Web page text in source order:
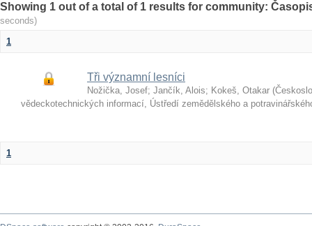
Showing 1 out of a total of 1 results for community:
seconds)
1
Tři významní lesníci
Nožička, Josef; Jančík, Alois; Kokeš, Otakar (
vědeckotechnických informací, Ústředí zemědělského a
1